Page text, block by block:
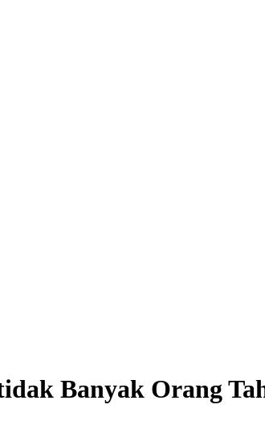
Banyak Orang